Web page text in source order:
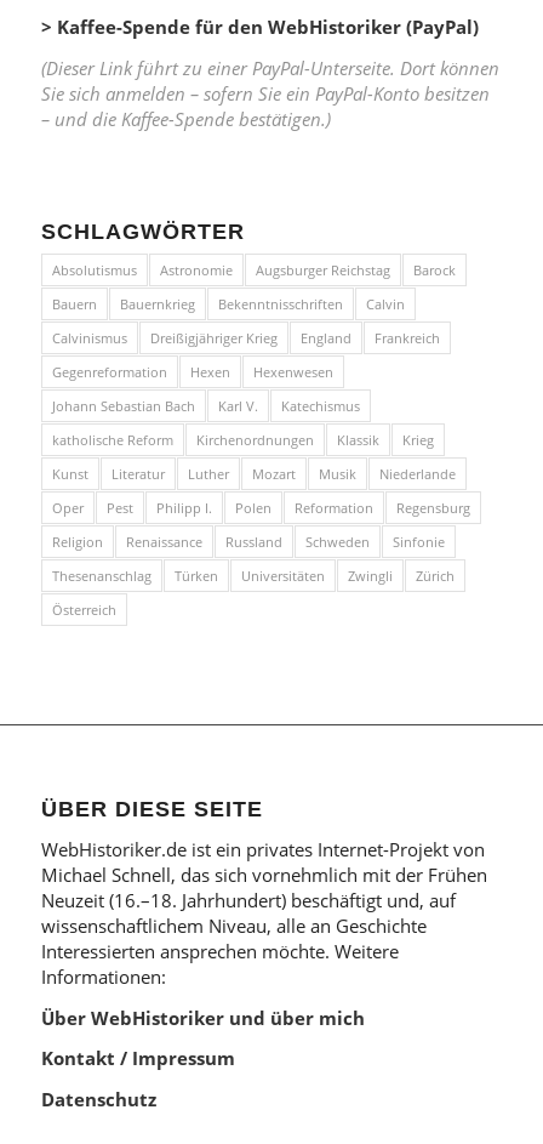
> Kaffee-Spende für den WebHistoriker (PayPal)
(Dieser Link führt zu einer PayPal-Unterseite. Dort können
Sie sich anmelden – sofern Sie ein PayPal-Konto besitzen
– und die Kaffee-Spende bestätigen.)
SCHLAGWÖRTER
Absolutismus Astronomie Augsburger Reichstag
Barock
Bauern
Bauernkrieg Bekenntnisschriften
Calvin
Calvinismus
Dreißigjähriger Krieg England
Frankreich
Gegenreformation
Hexen
Hexenwesen
Johann Sebastian Bach
Karl V.
Katechismus
katholische Reform
Kirchenordnungen Klassik
Krieg
Kunst
Literatur Luther Mozart Musik
Niederlande
Oper
Pest Philipp I. Polen Reformation
Regensburg
Religion
Renaissance Russland Schweden
Sinfonie
Thesenanschlag
Türken Universitäten Zwingli
Zürich
Österreich
ÜBER DIESE SEITE
WebHistoriker.de ist ein privates Internet-Projekt von
Michael Schnell, das sich vornehmlich mit der Frühen
Neuzeit (16.–18. Jahrhundert) beschäftigt und, auf
wissenschaftlichem Niveau, alle an Geschichte
Interessierten ansprechen möchte. Weitere
Informationen:
Über WebHistoriker und über mich
Kontakt / Impressum
Datenschutz